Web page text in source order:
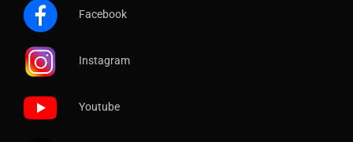
Facebook
Instagram
Youtube